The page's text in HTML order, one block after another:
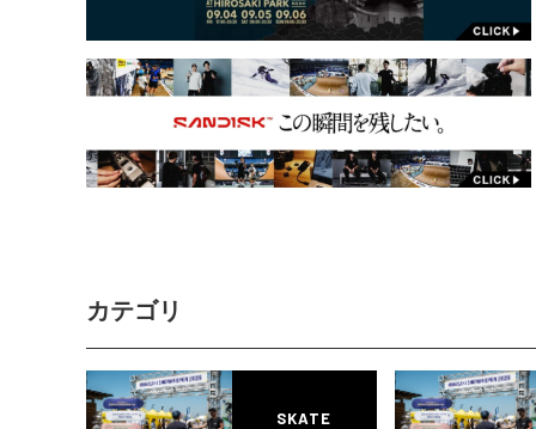
カテゴリ
SKATE